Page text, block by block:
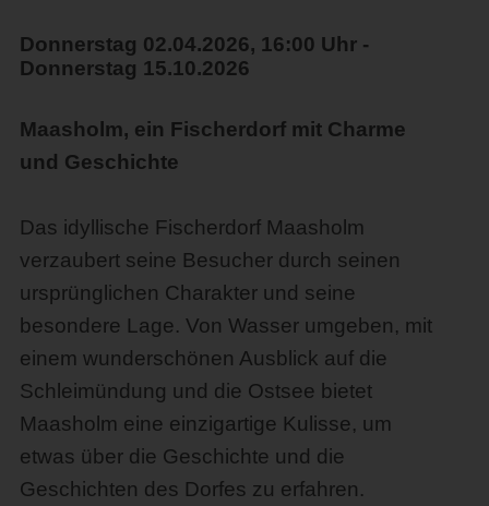
Donnerstag 02.04.2026, 16:00 Uhr -
Donnerstag 15.10.2026
Maasholm, ein Fischerdorf mit Charme
und Geschichte
Das idyllische Fischerdorf Maasholm
verzaubert seine Besucher durch seinen
ursprünglichen Charakter und seine
besondere Lage. Von Wasser umgeben, mit
einem wunderschönen Ausblick auf die
Schleimündung und die Ostsee bietet
Maasholm eine einzigartige Kulisse, um
etwas über die Geschichte und die
Geschichten des Dorfes zu erfahren.